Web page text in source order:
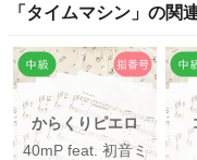
「 タイムマシン 」の関
からくりピエロ
40mP feat. 初音ミ